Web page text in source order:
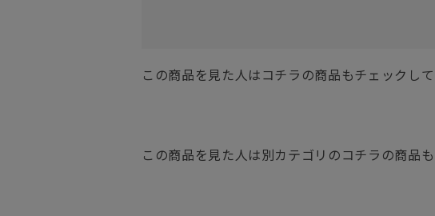
この商品を見た人はコチラの商品もチェックし
この商品を見た人は別カテゴリのコチラの商品